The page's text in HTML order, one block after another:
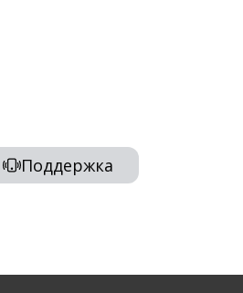
Поддержка